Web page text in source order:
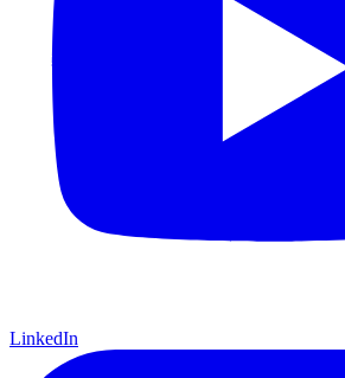
LinkedIn